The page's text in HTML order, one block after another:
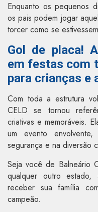
Enquanto os pequenos
os pais podem jogar
torcer como se
Gol de placa!
em festas com
para crianças e
Com toda a estrutura
CELD se tornou
criativas e memoráveis.
um evento
segurança e na diversão
Seja você de Balneário
qualquer outro
receber sua família
campeão.